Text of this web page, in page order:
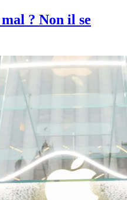
? Non il se